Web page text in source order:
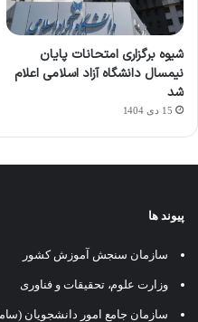
شیوه برگزاری امتحانات پایان
نیمسال دانشگاه آزاد اسلامی اعلام
شد
15 دی 1404
پیوند ها
سازمان سنجش آموزش کشور
وزارت علوم، تحقیقات و فناوری
سازمان جامع امور دانشجویان